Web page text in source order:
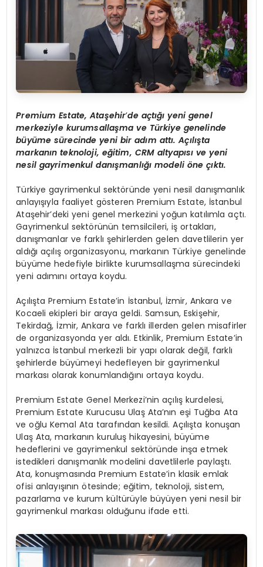
Premium Estate, Ataşehir’de açtığı yeni genel
merkeziyle kurumsallaşma ve Türkiye genelinde
büyüme sürecinde yeni bir adım attı. Açılışta
markanın teknoloji, eğitim, CRM altyapısı ve yeni
nesil gayrimenkul danışmanlığı modeli öne çıktı.
Türkiye gayrimenkul sektöründe yeni nesil danışmanlık
anlayışıyla faaliyet gösteren Premium Estate, İstanbul
Ataşehir’deki yeni genel merkezini yoğun katılımla açtı.
Gayrimenkul sektörünün temsilcileri, iş ortakları,
danışmanlar ve farklı şehirlerden gelen davetlilerin yer
aldığı açılış organizasyonu, markanın Türkiye genelinde
büyüme hedefiyle birlikte kurumsallaşma sürecindeki
yeni adımını ortaya koydu.
Açılışta Premium Estate’in İstanbul, İzmir, Ankara ve
Kocaeli ekipleri bir araya geldi. Samsun, Eskişehir,
Tekirdağ, İzmir, Ankara ve farklı illerden gelen misafirler
de organizasyonda yer aldı. Etkinlik, Premium Estate’in
yalnızca İstanbul merkezli bir yapı olarak değil, farklı
şehirlerde büyümeyi hedefleyen bir gayrimenkul
markası olarak konumlandığını ortaya koydu.
Premium Estate Genel Merkezi’nin açılış kurdelesi,
Premium Estate Kurucusu Ulaş Ata’nın eşi Tuğba Ata
ve oğlu Kemal Ata tarafından kesildi. Açılışta konuşan
Ulaş Ata, markanın kuruluş hikayesini, büyüme
hedeflerini ve gayrimenkul sektöründe inşa etmek
istedikleri danışmanlık modelini davetlilerle paylaştı.
Ata, konuşmasında Premium Estate’in klasik emlak
ofisi anlayışının ötesinde; eğitim, teknoloji, sistem,
pazarlama ve kurum kültürüyle büyüyen yeni nesil bir
gayrimenkul markası olduğunu ifade etti.